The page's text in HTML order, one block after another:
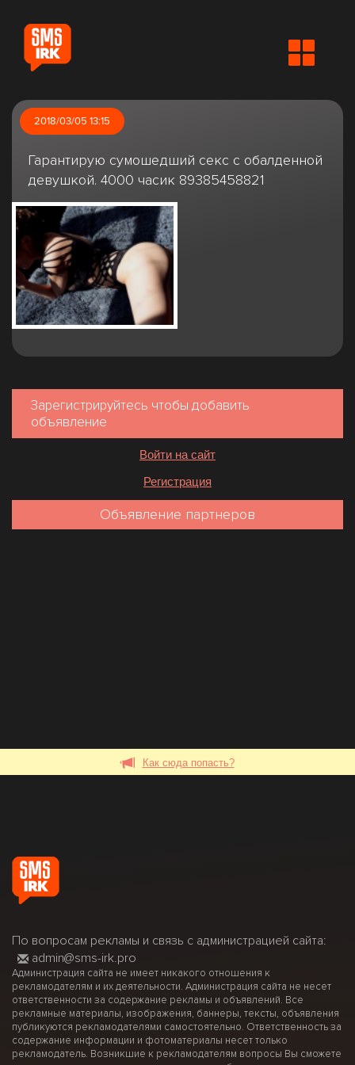
2018/03/05 13:15
Гарантирую сумошедший секс с обалденной
девушкой. 4000 часик 89385458821
Зарегистрируйтесь чтобы добавить
объявление
Войти на сайт
Регистрация
Объявление партнеров
Как сюда попасть?
По вопросам рекламы и связь с администрацией сайта:
admin@sms-irk.pro
Администрация сайта не имеет никакого отношения к
рекламодателям и их деятельности. Администрация сайта не несет
ответственности за содержание рекламы и объявлений. Все
рекламные материалы, изображения, баннеры, тексты, объявления
публикуются рекламодателями самостоятельно. Ответственность за
содержание информации и фотоматериалы несет только
рекламодатель. Возникшие к рекламодателям вопросы Вы сможете